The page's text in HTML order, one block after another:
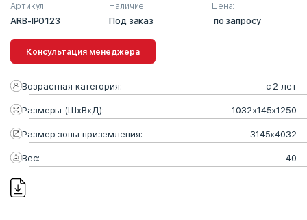
Артикул:
ARB-IP0123
Наличие:
Под заказ
Цена:
по запросу
Консультация менеджера
Возрастная категория: с 2 лет
Размеры (ШхВхД): 1032х145х1250
Размер зоны приземления: 3145х4032
Вес: 40